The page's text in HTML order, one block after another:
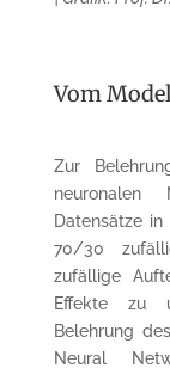
Vom
Zur
neuronalen
Datensätze
70/30
zufällige
Effekte zu
Belehrung
Neural